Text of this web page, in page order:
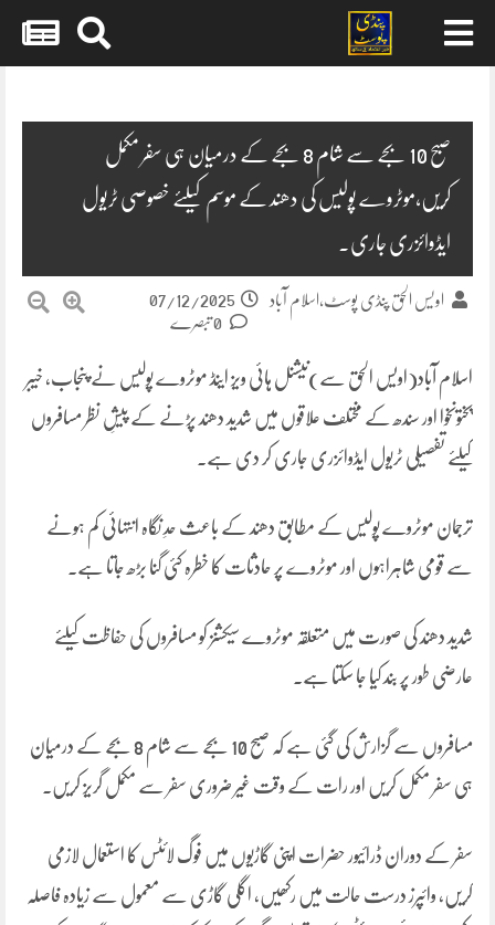
صبح 10 بجے سے شام 8 بجے کے درمیان ہی سفر مکمل
کریں،موٹروے پولیس کی دھند کے موسم کیلئے خصوصی ٹریول
ایڈوائزری جاری۔
اویس الحق پنڈی پوسٹ،اسلام آباد
07/12/2025
اسلام آباد(اویس الحق سے)نیشنل ہائی ویز اینڈ موٹروے پولیس نے پنجاب، خیبر
پختونخوا اور سندھ کے مختلف علاقوں میں شدید دھند پڑنے کے پیشِ نظر مسافروں
کیلئے تفصیلی ٹریول ایڈوائزری جاری کر دی ہے۔
ترجمان موٹروے پولیس کے مطابق دھند کے باعث حدِ نگاہ انتہائی کم ہونے
سے قومی شاہراہوں اور موٹروے پر حادثات کا خطرہ کئی گنا بڑھ جاتا ہے۔
شدید دھند کی صورت میں متعلقہ موٹروے سیکشنز کو مسافروں کی حفاظت کیلئے
عارضی طور پر بند کیا جا سکتا ہے۔
مسافروں سے گزارش کی گئی ہے کہ صبح 10 بجے سے شام 8 بجے کے درمیان
ہی سفر مکمل کریں اور رات کے وقت غیر ضروری سفر سے مکمل گریز کریں۔
سفر کے دوران ڈرائیور حضرات اپنی گاڑیوں میں فوگ لائٹس کا استعمال لازمی
کریں، وائپرز درست حالت میں رکھیں، اگلی گاڑی سے معمول سے زیادہ فاصلہ